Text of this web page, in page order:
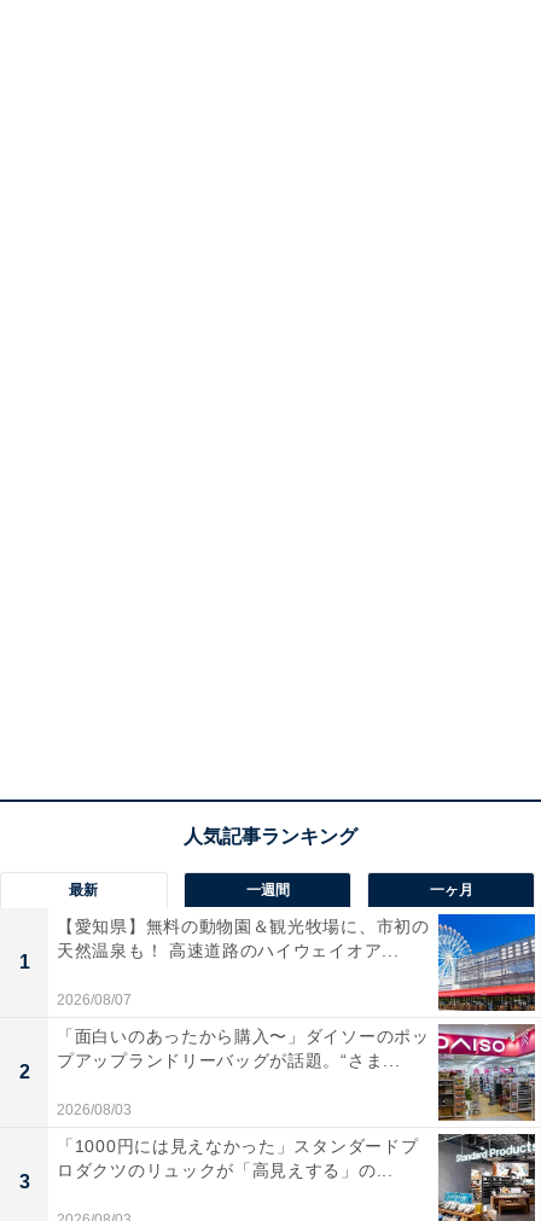
最新 一週間 一ヶ月
1
【愛知県】無料の動物園＆観光牧場に、市初の
天然温泉も！ 高速道路のハイウェイオア...
2026/08/07
2
「面白いのあったから購入〜」ダイソーのポッ
プアップランドリーバッグが話題。“さま...
2026/08/03
3
「1000円には見えなかった」スタンダードプ
ロダクツのリュックが「高見えする」の...